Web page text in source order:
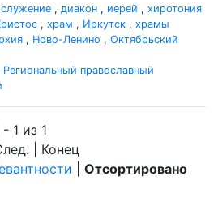
, диакон , иерей , хиротония
, храм , Иркутск , храмы
, Ново-Ленино , Октябрьский
Региональный православный
1 из 1
| Конец
Отсортировано